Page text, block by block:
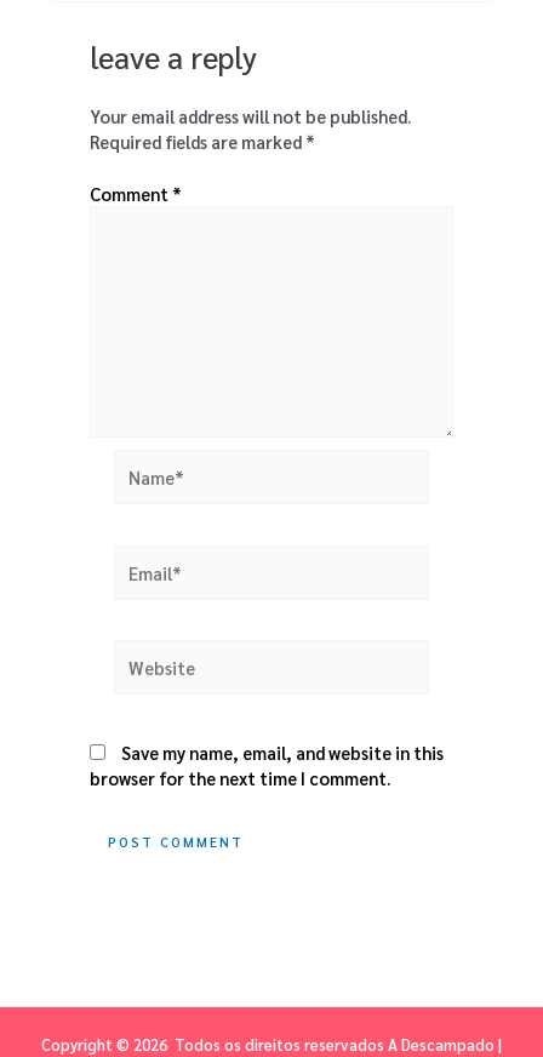
leave a reply
Your email address will not be published.
Required fields are marked *
Comment *
Save my name, email, and website in this
browser for the next time I comment.
Copyright © 2026 Todos os direitos reservados A Descampado |